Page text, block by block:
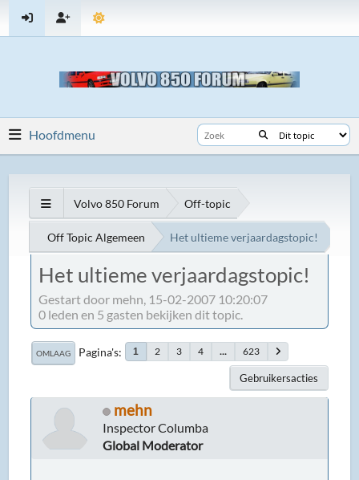
Hoofdmenu
Volvo 850 Forum Off-topic
Off Topic Algemeen Het ultieme verjaardagstopic!
Het ultieme verjaardagstopic!
Gestart door mehn, 15-02-2007 10:20:07
0 leden en 5 gasten bekijken dit topic.
OMLAAG Pagina's 1 2 3 4 ... 623
Gebruikersacties
mehn
Inspector Columba
Global Moderator